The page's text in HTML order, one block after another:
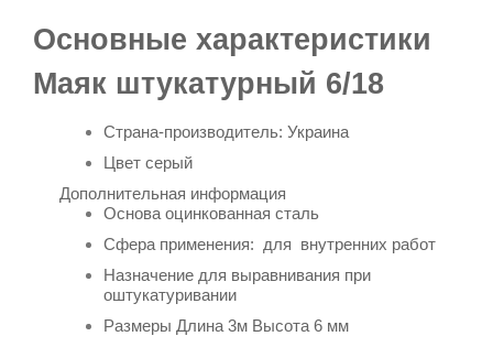
Основные характеристики
Маяк штукатурный 6/18
Страна-производитель: Украина
Цвет серый
Дополнительная информация
Основа оцинкованная сталь
Сфера применения: для внутренних работ
Назначение для выравнивания при
оштукатуривании
Размеры Длина 3м Высота 6 мм